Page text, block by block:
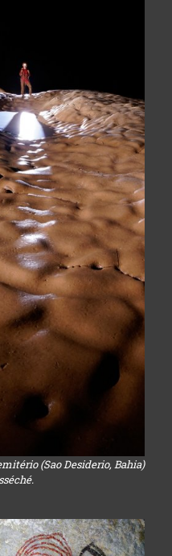
(Sao Desiderio, Bahia)